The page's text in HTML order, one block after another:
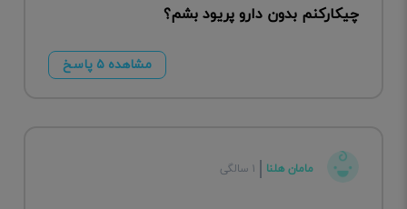
چیکارکنم بدون دارو پریود بشم؟
مشاهده ۵ پاسخ
مامان هلنا ۱ سالگی